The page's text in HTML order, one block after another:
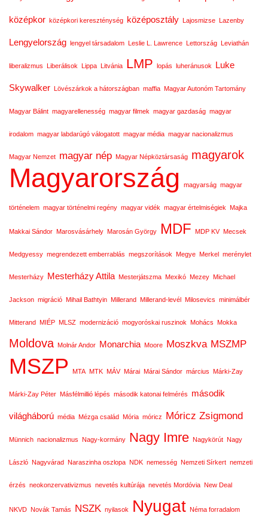
középkor középkori kereszténység középosztály Lajosmizse Lazenby
Lengyelország lengyel társadalom Leslie L. Lawrence Lettország Leviathán
liberalizmus Liberálisok Lippa Litvánia LMP lopás luheránusok Luke
Skywalker Lövészárkok a hátországban maffia Magyar Autonóm Tartomány
Magyar Bálint magyarellenesség magyar filmek magyar gazdaság magyar
irodalom magyar labdarúgó válogatott magyar média magyar nacionalizmus
Magyar Nemzet magyar nép Magyar Népköztársaság magyarok
Magyarország magyarság magyar
történelem magyar történelmi regény magyar vidék magyar értelmiségiek Majka
Makkai Sándor Marosvásárhely Marosán György MDF MDP KV Mecsek
Medgyessy megrendezett emberrablás megszorítások Megye Merkel merénylet
Mesterházy Mesterházy Attila Mesterjátszma Mexikó Mezey Michael
Jackson migráció Mihail Bathtyin Millerand Millerand-levél Milosevics minimálbér
Mitterand MIÉP MLSZ modernizáció mogyoróskai ruszinok Mohács Mokka
Moldova Molnár Andor Monarchia Moore Moszkva MSZMP
MSZP MTA MTK MÁV Márai Márai Sándor március Márki-Zay
Márki-Zay Péter Másfélmillió lépés második katonai felmérés második
világháború média Mézga család Mória móricz Móricz Zsigmond
Münnich nacionalizmus Nagy-kormány Nagy Imre Nagykörút Nagy
László Nagyvárad Naraszinha oszlopa NDK nemesség Nemzeti Sírkert nemzeti
érzés neokonzervativizmus nevetés kultúrája nevetés Mordóvia New Deal
NKVD Novák Tamás NSZK nyilasok Nyugat Néma forradalom